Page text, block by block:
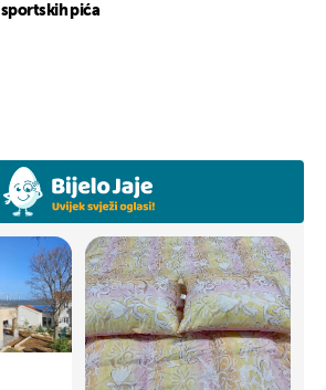
sportskih pića